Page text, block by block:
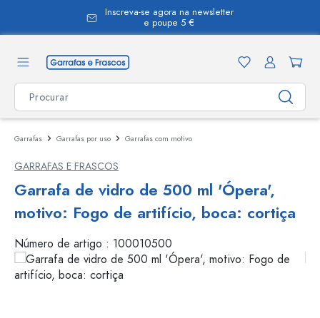
Inscreva-se agora na newsletter
e poupe 5 €
Garrafas Garrafas por uso Garrafas com motivo
GARRAFAS E FRASCOS
Garrafa de vidro de 500 ml 'Ópera',
motivo: Fogo de artifício, boca: cortiça
Número de artigo : 100010500